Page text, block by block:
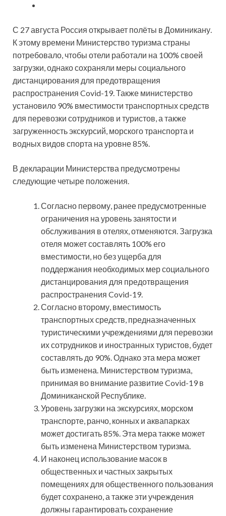
С 27 августа Россия открывает полёты в Доминикану.
К этому времени Министерство туризма страны
потребовало, чтобы отели работали на 100% своей
загрузки, однако сохраняли меры социального
дистанцирования для предотвращения
распространения Covid-19. Также министерство
установило 90% вместимости транспортных средств
для перевозки сотрудников и туристов, а также
загруженность экскурсий, морского транспорта и
водных видов спорта на уровне 85%.
В декларации Министерства предусмотрены
следующие четыре положения.
Согласно первому, ранее предусмотренные
ограничения на уровень занятости и
обслуживания в отелях, отменяются. Загрузка
отеля может составлять 100% его
вместимости, но без ущерба для
поддержания необходимых мер социального
дистанцирования для предотвращения
распространения Covid-19.
Согласно второму, вместимость
транспортных средств, предназначенных
туристическими учреждениями для перевозки
их сотрудников и иностранных туристов, будет
составлять до 90%. Однако эта мера может
быть изменена. Министерством туризма,
принимая во внимание развитие Covid-19 в
Доминиканской Республике.
Уровень загрузки на экскурсиях, морском
транспорте, ранчо, конных и аквапарках
может достигать 85%. Эта мера также может
быть изменена Министерством туризма.
И наконец использование масок в
общественных и частных закрытых
помещениях для общественного пользования
будет сохранено, а также эти учреждения
должны гарантировать сохранение